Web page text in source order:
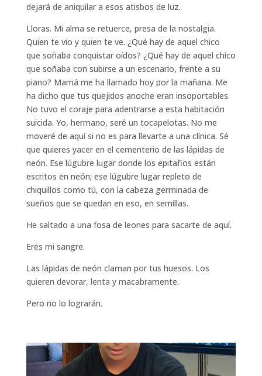
dejará de aniquilar a esos atisbos de luz.
Lloras. Mi alma se retuerce, presa de la nostalgia.
Quien te vio y quien te ve. ¿Qué hay de aquel chico
que soñaba conquistar oídos? ¿Qué hay de aquel chico
que soñaba con subirse a un escenario, frente a su
piano? Mamá me ha llamado hoy por la mañana. Me
ha dicho que tus quejidos anoche eran insoportables.
No tuvo el coraje para adentrarse a esta habitación
suicida. Yo, hermano, seré un tocapelotas. No me
moveré de aquí si no es para llevarte a una clínica. Sé
que quieres yacer en el cementerio de las lápidas de
neón. Ese lúgubre lugar donde los epitafios están
escritos en neón; ese lúgubre lugar repleto de
chiquillos como tú, con la cabeza germinada de
sueños que se quedan en eso, en semillas.
He saltado a una fosa de leones para sacarte de aquí.
Eres mi sangre.
Las lápidas de neón claman por tus huesos. Los
quieren devorar, lenta y macabramente.
Pero no lo lograrán.